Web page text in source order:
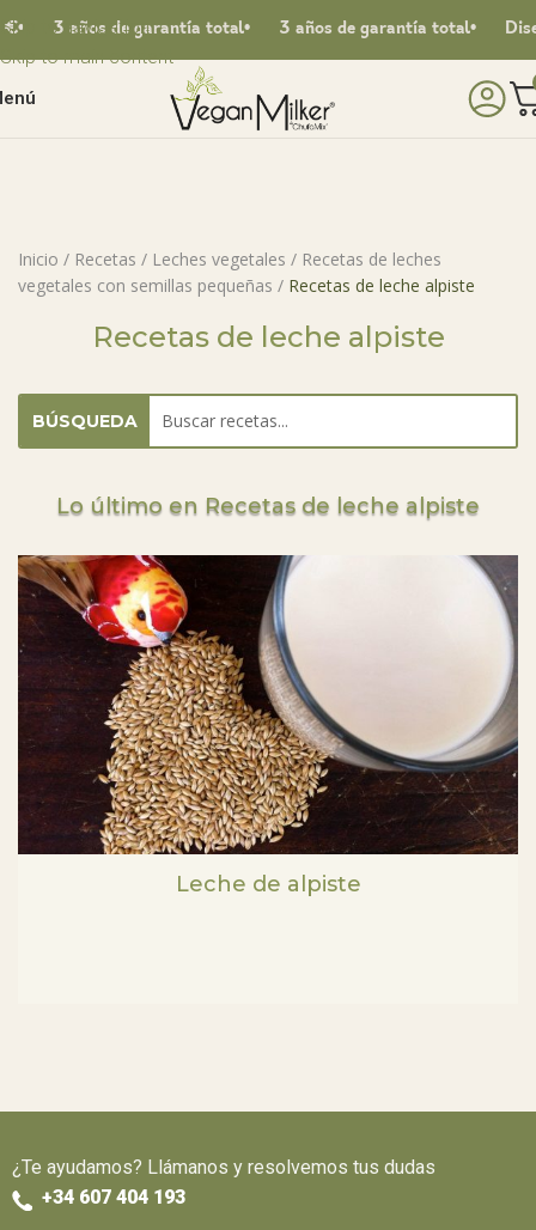
Skip to navigation
Skip to main content
3 años de garantía total 3 años de garantía total
Inicio / Recetas / Leches vegetales / Recetas de leches
vegetales con semillas pequeñas / Recetas de leche alpiste
Recetas de leche alpiste
BÚSQUEDA
Lo último en Recetas de leche alpiste
Leche de alpiste
¿Te ayudamos? Llámanos y resolvemos tus dudas
+34 607 404 193